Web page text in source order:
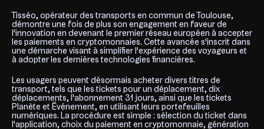
Tisséo, opérateur des transports en commun de Toulouse,
démontre une fois de plus son engagement en faveur de
l'innovation en devenant le premier réseau européen à accepter
les paiements en cryptomonnaies. Cette avancée s'inscrit dans
une démarche visant à simplifier l'expérience des voyageurs et
à adopter les dernières technologies financières.
Les usagers peuvent désormais acheter divers titres de
transport, tels que les tickets pour un déplacement, dix
déplacements, l'abonnement 31 jours, ainsi que les tickets
Planète et Événement, en utilisant leurs portefeuilles
numériques. La procédure est simple : sélection du ticket dans
l'application, choix du paiement en cryptomonnaie, génération